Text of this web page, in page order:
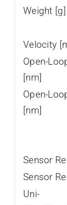
Weight [g]
Velocity
Open-
[nm]
Open-
[nm]
Sensor
Sensor
Uni-